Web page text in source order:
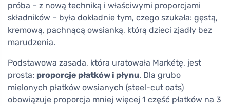
próba – z nową techniką i właściwymi proporcjami
składników – była dokładnie tym, czego szukała: gęstą,
kremową, pachnącą owsianką, którą dzieci zjadły bez
marudzenia.
Podstawowa zasada, która uratowała Markétę, jest
prosta: proporcje płatków i płynu. Dla grubo
mielonych płatków owsianych (steel-cut oats)
obowiązuje proporcja mniej więcej 1 część płatków na 3